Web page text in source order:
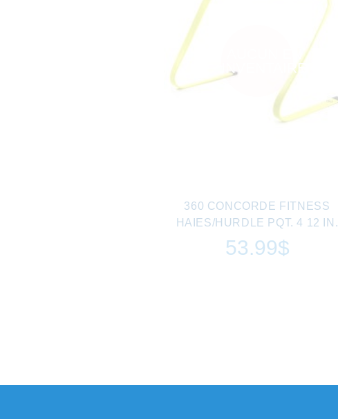
INVENTAIRE
360 CONCORDE FITNESS
HAIES/HURDLE PQT. 4 12 IN.
53.99$